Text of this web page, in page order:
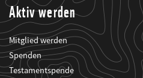
Aktiv werden
Mitglied werden
Spenden
Testamentspende